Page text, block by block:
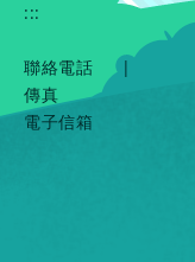
:::
聯絡電話
|
傳真
電子信箱